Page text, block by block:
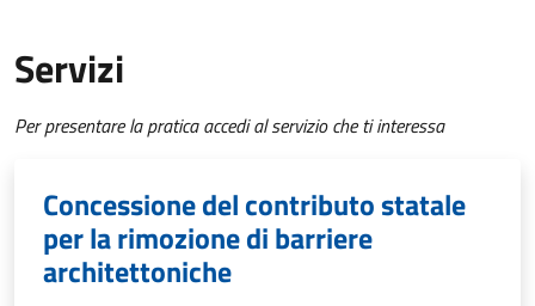
Servizi
Per presentare la pratica accedi al servizio che ti interessa
Concessione del contributo statale
per la rimozione di barriere
architettoniche